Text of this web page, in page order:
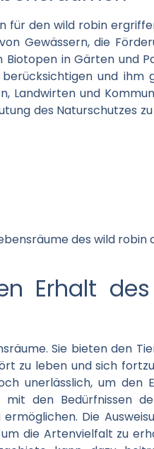
für den wild robin
Gewässern, die
in Gärten und
und ihm
Landwirten und
des Naturschutzes
des wild robin
Erhalt
Sie bieten den
zu leben und sich
unerlässlich, um den
mit den Bedürfnissen
Die
die Artenvielfalt zu